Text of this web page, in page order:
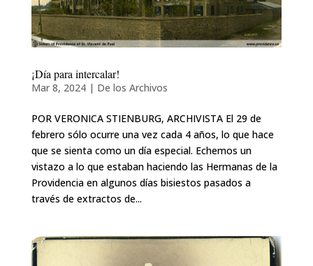
¡Día para intercalar!
Mar 8, 2024| De los Archivos
POR VERONICA STIENBURG, ARCHIVISTA El 29 de
febrero sólo ocurre una vez cada 4 años, lo que hace
que se sienta como un día especial. Echemos un
vistazo a lo que estaban haciendo las Hermanas de la
Providencia en algunos días bisiestos pasados a
través de extractos de...